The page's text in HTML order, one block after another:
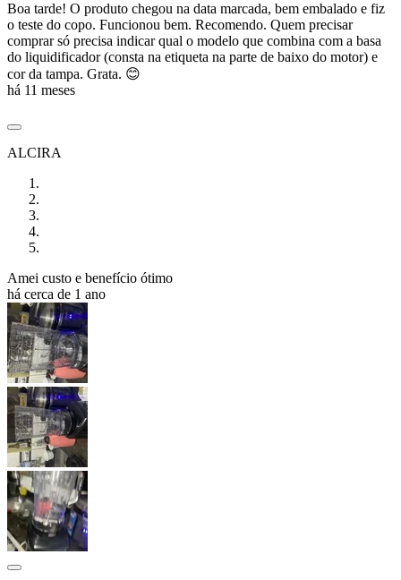
Boa tarde! O produto chegou na data marcada, bem embalado e fiz
o teste do copo. Funcionou bem. Recomendo. Quem precisar
comprar só precisa indicar qual o modelo que combina com a basa
do liquidificador (consta na etiqueta na parte de baixo do motor) e
cor da tampa. Grata. 😊
há 11 meses
ALCIRA
Amei custo e benefício ótimo
há cerca de 1 ano